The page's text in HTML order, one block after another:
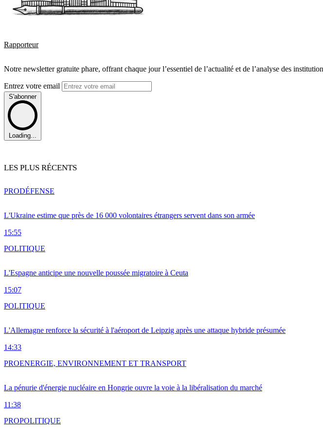
Rapporteur
Notre newsletter gratuite phare, offrant chaque jour l’essentiel de l’actualité et de l’analyse des
Entrez votre email
S'abonner
Loading...
LES PLUS RÉCENTS
L'Ukraine estime que près de 16 000 volontaires étrangers servent dans son armée
15:55
PRODÉFENSE
L'Espagne anticipe une nouvelle poussée migratoire à Ceuta
15:07
POLITIQUE
L'Allemagne renforce la sécurité à l'aéroport de Leipzig après une attaque hybride présumée
14:33
POLITIQUE
La pénurie d'énergie nucléaire en Hongrie ouvre la voie à la libéralisation du marché
11:38
PROENERGIE, ENVIRONNEMENT ET TRANSPORT
PROPOLITIQUE